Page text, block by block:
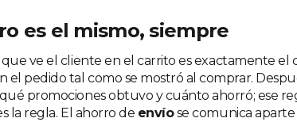
es el mismo, siempre
ve el cliente en el carrito es exactamente el
el pedido tal como se mostró al comprar.
promociones obtuvo y cuánto ahorró; ese
la regla. El ahorro de envíose comunica aparte